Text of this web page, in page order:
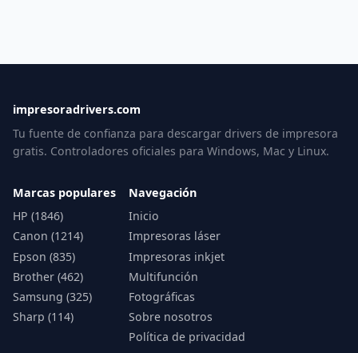
impresoradrivers.com
Tu fuente de confianza para descargar drivers de impresora
gratis. Controladores oficiales para Windows, Mac y Linux.
Marcas populares
HP (1846)
Canon (1214)
Epson (835)
Brother (462)
Samsung (325)
Sharp (114)
Navegación
Inicio
Impresoras láser
Impresoras inkjet
Multifunción
Fotográficas
Sobre nosotros
Política de privacidad